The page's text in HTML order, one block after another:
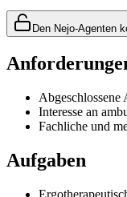
Den Nejo-Agenten
Abgeschlossene
Interesse an
Fachliche und
Aufgaben